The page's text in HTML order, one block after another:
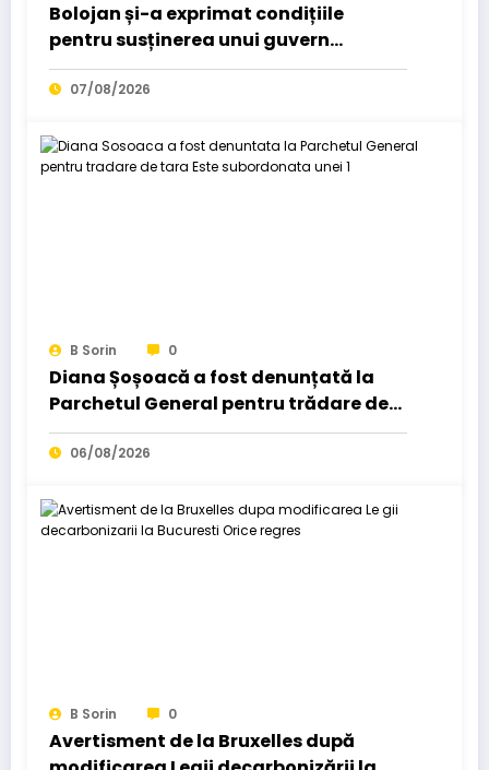
Bolojan și-a exprimat condițiile
pentru susținerea unui guvern
„tehnocrat”: „Cu cât mai…
07/08/2026
B Sorin 0
Diana Șoșoacă a fost denunțată la
Parchetul General pentru trădare de
țară: „Este subordonată unei…
06/08/2026
B Sorin 0
Avertisment de la Bruxelles după